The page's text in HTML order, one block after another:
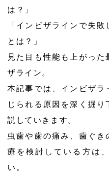
は？」
「インビザラインで失
とは？」
見た目も性能も上がっ
ザライン。
本記事では、インビザラ
じられる原因を深く掘
説していきます。
虫歯や歯の痛み、歯ぐき
療を検討している方は
い。